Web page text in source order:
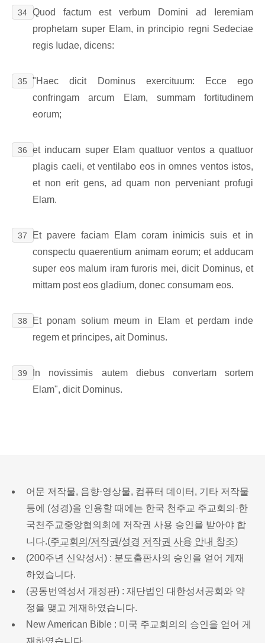
34 Quod factum est verbum Domini ad Ieremiam
prophetam super Elam, in principio regni Sedeciae
regis Iudae, dicens:
35
"Haec dicit Dominus exercituum: Ecce ego
confringam arcum Elam, summam fortitudinem
eorum;
36
et inducam super Elam quattuor ventos a quattuor
plagis caeli, et ventilabo eos in omnes ventos istos,
et non erit gens, ad quam non perveniant profugi
Elam.
37
Et pavere faciam Elam coram inimicis suis et in
conspectu quaerentium animam eorum; et adducam
super eos malum iram furoris mei, dicit Dominus, et
mittam post eos gladium, donec consumam eos.
38
Et ponam solium meum in Elam et perdam inde
regem et principes, ait Dominus.
39
In novissimis autem diebus convertam sortem
Elam", dicit Dominus.
어문 저작물, 음향·영상물, 컴퓨터 데이터, 기타 저작물
등에 (성경)을 인용할 때에는 한국 천주교 주교회의·한
국천주교중앙협의회에 저작권 사용 승인을 받아야 합
니다.(주교회의/저작권/성경 저작권 사용 안내 참조)
(200주년 신약성서) : 분도출판사의 승인을 얻어 게재
하였습니다.
(공동번역성서 개정판) : 재단법인 대한성서공회와 약
정을 맺고 게재하였습니다.
New American Bible : 미국 주교회의의 승인을 얻어 게
재하였습니다.